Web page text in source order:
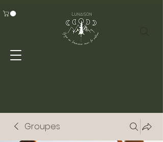
Groupes